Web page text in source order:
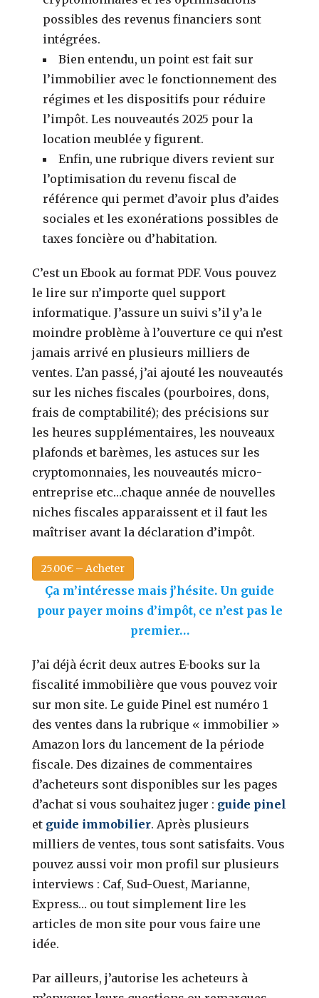
possibles des revenus financiers sont
intégrées.
Bien entendu, un point est fait sur
l’immobilier avec le fonctionnement des
régimes et les dispositifs pour réduire
l’impôt. Les nouveautés 2025 pour la
location meublée y figurent.
Enfin, une rubrique divers revient sur
l’optimisation du revenu fiscal de
référence qui permet d’avoir plus d’aides
sociales et les exonérations possibles de
taxes foncière ou d’habitation.
C’est un Ebook au format PDF. Vous pouvez
le lire sur n’importe quel support
informatique. J’assure un suivi s’il y’a le
moindre problème à l’ouverture ce qui n’est
jamais arrivé en plusieurs milliers de
ventes. L’an passé, j’ai ajouté les nouveautés
sur les niches fiscales (pourboires, dons,
frais de comptabilité); des précisions sur
les heures supplémentaires, les nouveaux
plafonds et barèmes, les astuces sur les
cryptomonnaies, les nouveautés micro-
entreprise etc…chaque année de nouvelles
niches fiscales apparaissent et il faut les
maîtriser avant la déclaration d’impôt.
25.00€ – Acheter
Ça m’intéresse mais j’hésite. Un guide
pour payer moins d’impôt, ce n’est pas le
premier…
J’ai déjà écrit deux autres E-books sur la
fiscalité immobilière que vous pouvez voir
sur mon site. Le guide Pinel est numéro 1
des ventes dans la rubrique « immobilier »
Amazon lors du lancement de la période
fiscale. Des dizaines de commentaires
d’acheteurs sont disponibles sur les pages
d’achat si vous souhaitez juger : guide pinel
et guide immobilier. Après plusieurs
milliers de ventes, tous sont satisfaits. Vous
pouvez aussi voir mon profil sur plusieurs
interviews : Caf, Sud-Ouest, Marianne,
Express… ou tout simplement lire les
articles de mon site pour vous faire une
idée.
Par ailleurs, j’autorise les acheteurs à